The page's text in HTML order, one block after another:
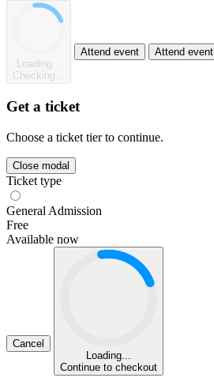
Loading...
Checking...
Attend event Attend event
Get a ticket
Choose a ticket tier to continue.
Close modal
Ticket type
General Admission
Free
Available now
Cancel
Loading...
Continue to checkout